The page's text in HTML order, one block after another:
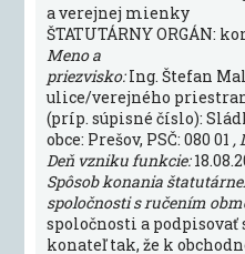
a verejnej mienky
ŠTATUTÁRNY ORGÁN:
Meno a
priezvisko:Ing. Štefan
ulice/verejného
(príp. súpisné číslo):
obce: Prešov, PSČ: 080 01 ,
Deň vzniku funkcie:
Spôsob konania
spoločnosti s ručením
spoločnosti a podpisovať
konateľ tak, že k